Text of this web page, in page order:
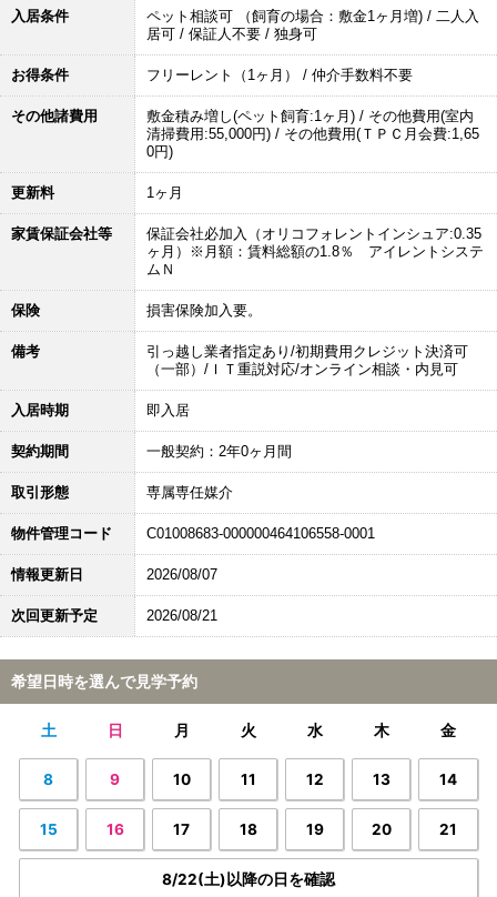
入居条件
ペット相談可 （飼育の場合：敷金1ヶ月増) / 二人入
居可 / 保証人不要 / 独身可
お得条件 フリーレント（1ヶ月） / 仲介手数料不要
その他諸費用
敷金積み増し(ペット飼育:1ヶ月) / その他費用(室内
清掃費用:55,000円) / その他費用(ＴＰＣ月会費:1,65
0円)
更新料 1ヶ月
家賃保証会社等
保証会社必加入（オリコフォレントインシュア:0.35
ヶ月）※月額：賃料総額の1.8％ アイレントシステ
ムＮ
保険 損害保険加入要。
備考
引っ越し業者指定あり/初期費用クレジット決済可
（一部）/ＩＴ重説対応/オンライン相談・内見可
入居時期 即入居
契約期間 一般契約：2年0ヶ月間
取引形態 専属専任媒介
物件管理コード C01008683-000000464106558-0001
情報更新日 2026/08/07
次回更新予定 2026/08/21
希望日時を選んで見学予約
土 日 月 火 水 木 金
8 9 10 11 12 13 14
15 16 17 18 19 20 21
8/22(土)以降の日を確認